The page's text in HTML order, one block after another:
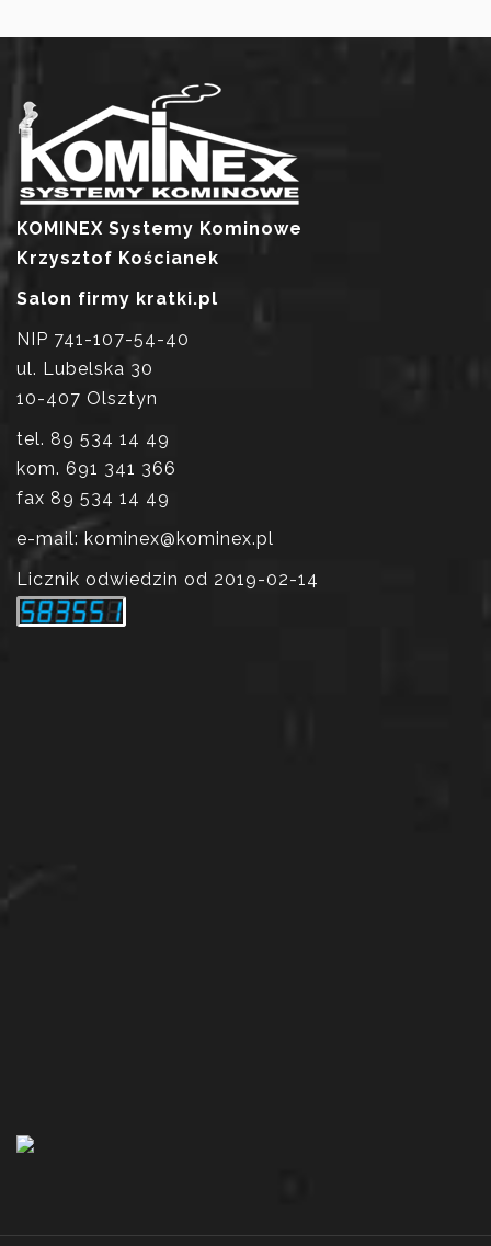
KOMINEX Systemy Kominowe
Krzysztof Kościanek
Salon firmy kratki.pl
NIP 741-107-54-40
ul. Lubelska 30
10-407 Olsztyn
tel. 89 534 14 49
kom. 691 341 366
fax 89 534 14 49
e-mail: kominex@kominex.pl
Licznik odwiedzin od 2019-02-14